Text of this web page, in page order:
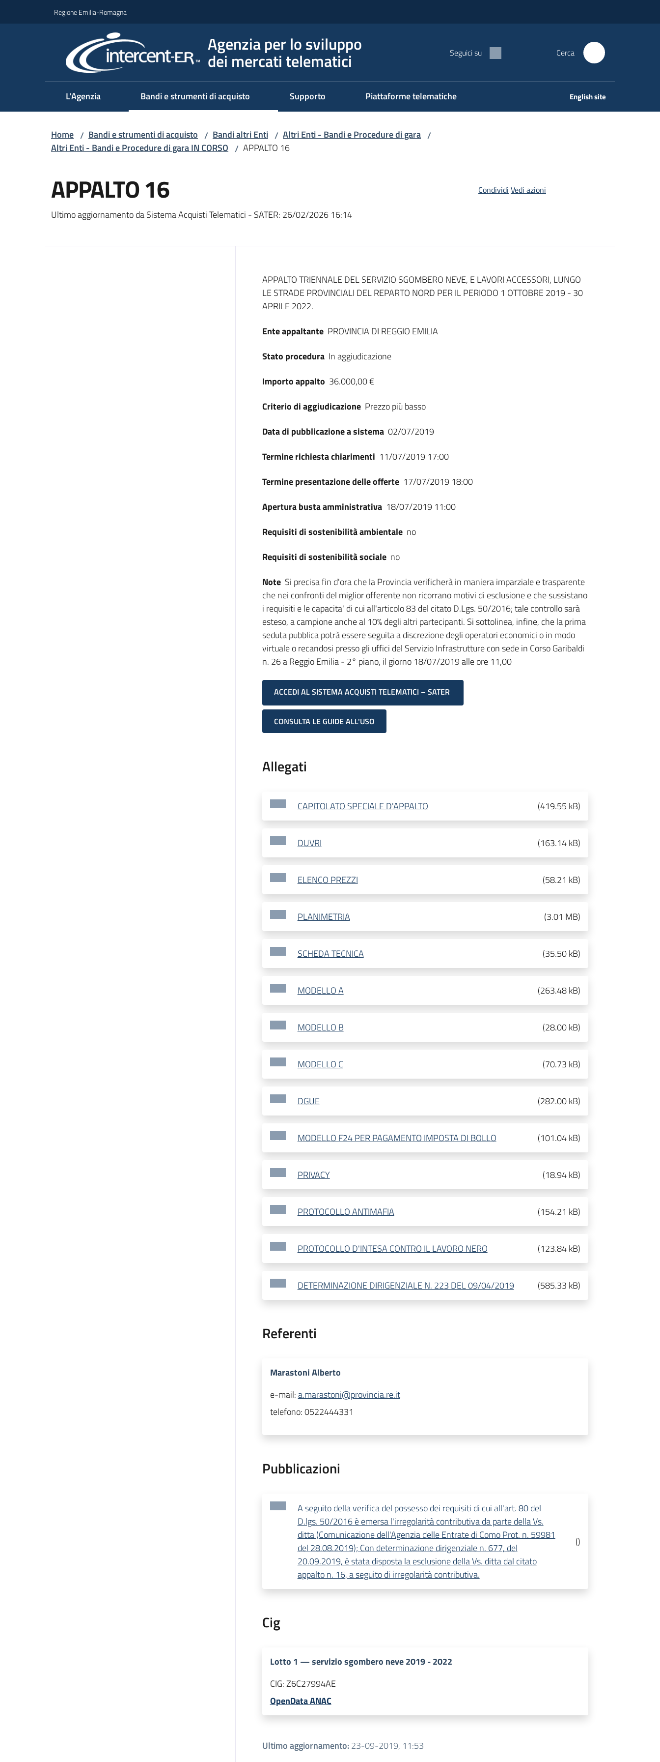
Regione Emilia-Romagna
Agenzia per lo sviluppo
dei mercati telematici Seguici su Cerca
L'Agenzia Bandi e strumenti di acquisto Supporto Piattaforme telematiche English site
Home / Bandi e strumenti di acquisto / Bandi altri Enti / Altri Enti - Bandi e Procedure di gara /
Altri Enti - Bandi e Procedure di gara IN CORSO / APPALTO 16
APPALTO 16
Ultimo aggiornamento da Sistema Acquisti Telematici - SATER: 26/02/2026 16:14
Condividi Vedi azioni
Dati del bando
APPALTO TRIENNALE DEL SERVIZIO SGOMBERO NEVE, E LAVORI ACCESSORI, LUNGO
LE STRADE PROVINCIALI DEL REPARTO NORD PER IL PERIODO 1 OTTOBRE 2019 - 30
APRILE 2022.
Ente appaltante PROVINCIA DI REGGIO EMILIA
Stato procedura In aggiudicazione
Importo appalto 36.000,00 €
Criterio di aggiudicazione Prezzo più basso
Data di pubblicazione a sistema 02/07/2019
Termine richiesta chiarimenti 11/07/2019 17:00
Termine presentazione delle offerte 17/07/2019 18:00
Apertura busta amministrativa 18/07/2019 11:00
Requisiti di sostenibilità ambientale no
Requisiti di sostenibilità sociale no
Note Si precisa fin d'ora che la Provincia verificherà in maniera imparziale e trasparente
che nei confronti del miglior offerente non ricorrano motivi di esclusione e che sussistano
i requisiti e le capacita' di cui all'articolo 83 del citato D.Lgs. 50/2016; tale controllo sarà
esteso, a campione anche al 10% degli altri partecipanti. Si sottolinea, infine, che la prima
seduta pubblica potrà essere seguita a discrezione degli operatori economici o in modo
virtuale o recandosi presso gli uffici del Servizio Infrastrutture con sede in Corso Garibaldi
n. 26 a Reggio Emilia - 2° piano, il giorno 18/07/2019 alle ore 11,00
ACCEDI AL SISTEMA ACQUISTI TELEMATICI – SATER
CONSULTA LE GUIDE ALL'USO
Allegati
CAPITOLATO SPECIALE D'APPALTO (419.55 kB)
DUVRI (163.14 kB)
ELENCO PREZZI (58.21 kB)
PLANIMETRIA (3.01 MB)
SCHEDA TECNICA (35.50 kB)
MODELLO A (263.48 kB)
MODELLO B (28.00 kB)
MODELLO C (70.73 kB)
DGUE (282.00 kB)
MODELLO F24 PER PAGAMENTO IMPOSTA DI BOLLO (101.04 kB)
PRIVACY (18.94 kB)
PROTOCOLLO ANTIMAFIA (154.21 kB)
PROTOCOLLO D'INTESA CONTRO IL LAVORO NERO (123.84 kB)
DETERMINAZIONE DIRIGENZIALE N. 223 DEL 09/04/2019 (585.33 kB)
Referenti
Marastoni Alberto
e-mail:a.marastoni@provincia.re.it
telefono:0522444331
Pubblicazioni
A seguito della verifica del possesso dei requisiti di cui all'art. 80 del
D.lgs. 50/2016 è emersa l'irregolarità contributiva da parte della Vs.
ditta (Comunicazione dell'Agenzia delle Entrate di Como Prot. n. 59981
del 28.08.2019); Con determinazione dirigenziale n. 677, del
20.09.2019, è stata disposta la esclusione della Vs. ditta dal citato
appalto n. 16, a seguito di irregolarità contributiva.
()
Cig
Lotto 1 —servizio sgombero neve 2019 - 2022
CIG:Z6C27994AE
OpenData ANAC
Ultimo aggiornamento:23-09-2019, 11:53